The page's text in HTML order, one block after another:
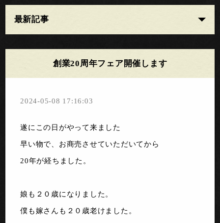
最新記事
創業20周年フェア開催します
2024-05-08 17:16:03
遂にこの日がやって来ました
早い物で、お商売させていただいてから
20年が経ちました。
娘も２０歳になりました。
僕も嫁さんも２０歳老けました。